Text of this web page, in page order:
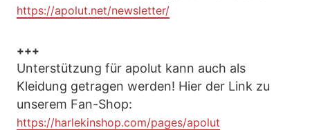
https://apolut.net/newsletter/
+++
Unterstützung für apolut kann auch als
Kleidung getragen werden! Hier der Link zu
unserem Fan-Shop:
https://harlekinshop.com/pages/apolut